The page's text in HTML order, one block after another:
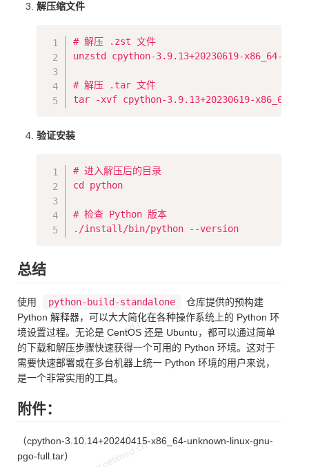
解压缩文件
# 解压 .zst 文件
unzstd cpython-3.9.13+20230619-x86_64-
# 解压 .tar 文件
验证安装
# 进入解压后的目录
cd python
# 检查 Python 版本
总结
使用 python-build-standalone
仓库提供的预构建
Python 解释器，可以大大简化在各种操作系统上的 Python 环
境设置过程。无论是 CentOS 还是 Ubuntu，都可以通过简单
的下载和解压步骤快速获得一个可用的 Python 环境。这对于
需要快速部署或在多台机器上统一 Python 环境的用户来说，
是一个非常实用的工具。
附件：
（cpython-3.10.14+20240415-x86_64-unknown-linux-gnu-
pgo-full.tar）